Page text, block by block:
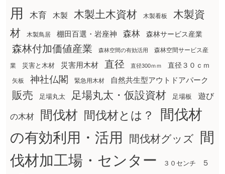
用
木育 木製 木製土木資材 木製看板
木製資
材
木製鳥居 棚田百選・岩座神 森林 森林サービス産業
森林付加価値産業 森林空間の有効活用 森林空間サービス産
業 災害と木材 災害用木材 直径 直径300ｍｍ 直径３０ｃｍ
矢板 神社仏閣 緊急用木材 自然共生型アウトドアパーク
販売 足場丸太 足場丸太・仮設資材 足場板 遊び
の木材 間伐材 間伐材とは？
間伐材
の有効利用・活用
間伐材グッズ
間
伐材加工場・センター
３０センチ
５